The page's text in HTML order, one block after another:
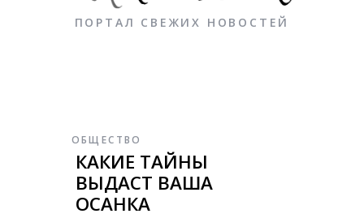
ПОРТАЛ СВЕЖИХ НОВОСТЕЙ
ОБЩЕСТВО
КАКИЕ ТАЙНЫ
ВЫДАСТ ВАША
ОСАНКА